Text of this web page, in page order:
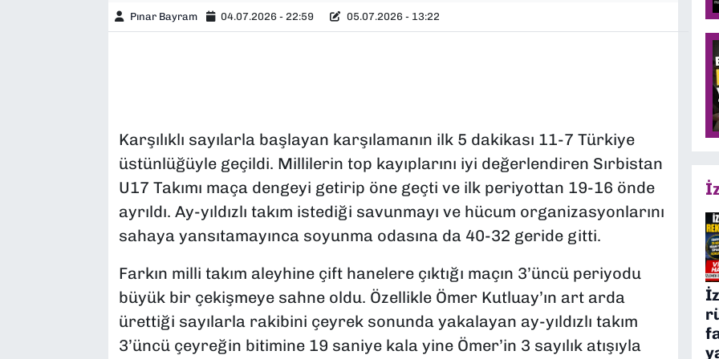
Pınar Bayram 04.07.2026 - 22:59 05.07.2026 - 13:22
Karşılıklı sayılarla başlayan karşılamanın ilk 5 dakikası 11-7 Türkiye
üstünlüğüyle geçildi. Millilerin top kayıplarını iyi değerlendiren Sırbistan
U17 Takımı maça dengeyi getirip öne geçti ve ilk periyottan 19-16 önde
ayrıldı. Ay-yıldızlı takım istediği savunmayı ve hücum organizasyonlarını
sahaya yansıtamayınca soyunma odasına da 40-32 geride gitti.
Farkın milli takım aleyhine çift hanelere çıktığı maçın 3’üncü periyodu
büyük bir çekişmeye sahne oldu. Özellikle Ömer Kutluay’ın art arda
ürettiği sayılarla rakibini çeyrek sonunda yakalayan ay-yıldızlı takım
3’üncü çeyreğin bitimine 19 saniye kala yine Ömer’in 3 sayılık atışıyla